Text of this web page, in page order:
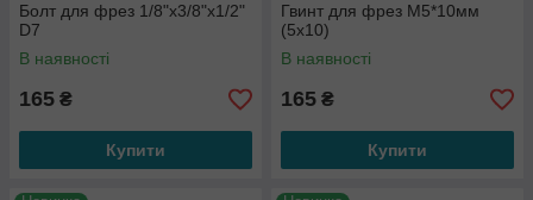
Болт для фрез 1/8"x3/8"x1/2"
D7
В наявності
165 ₴
Купити
Гвинт для фрез М5*10мм
(5х10)
В наявності
165 ₴
Купити